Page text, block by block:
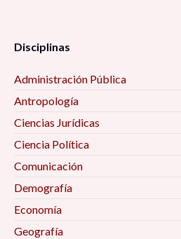
Disciplinas
Administración Pública
Antropología
Ciencias Jurídicas
Ciencia Política
Comunicación
Demografía
Economía
Geografía